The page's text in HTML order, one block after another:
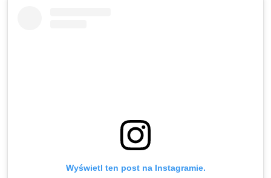
Wyświetl ten post na Instagramie.